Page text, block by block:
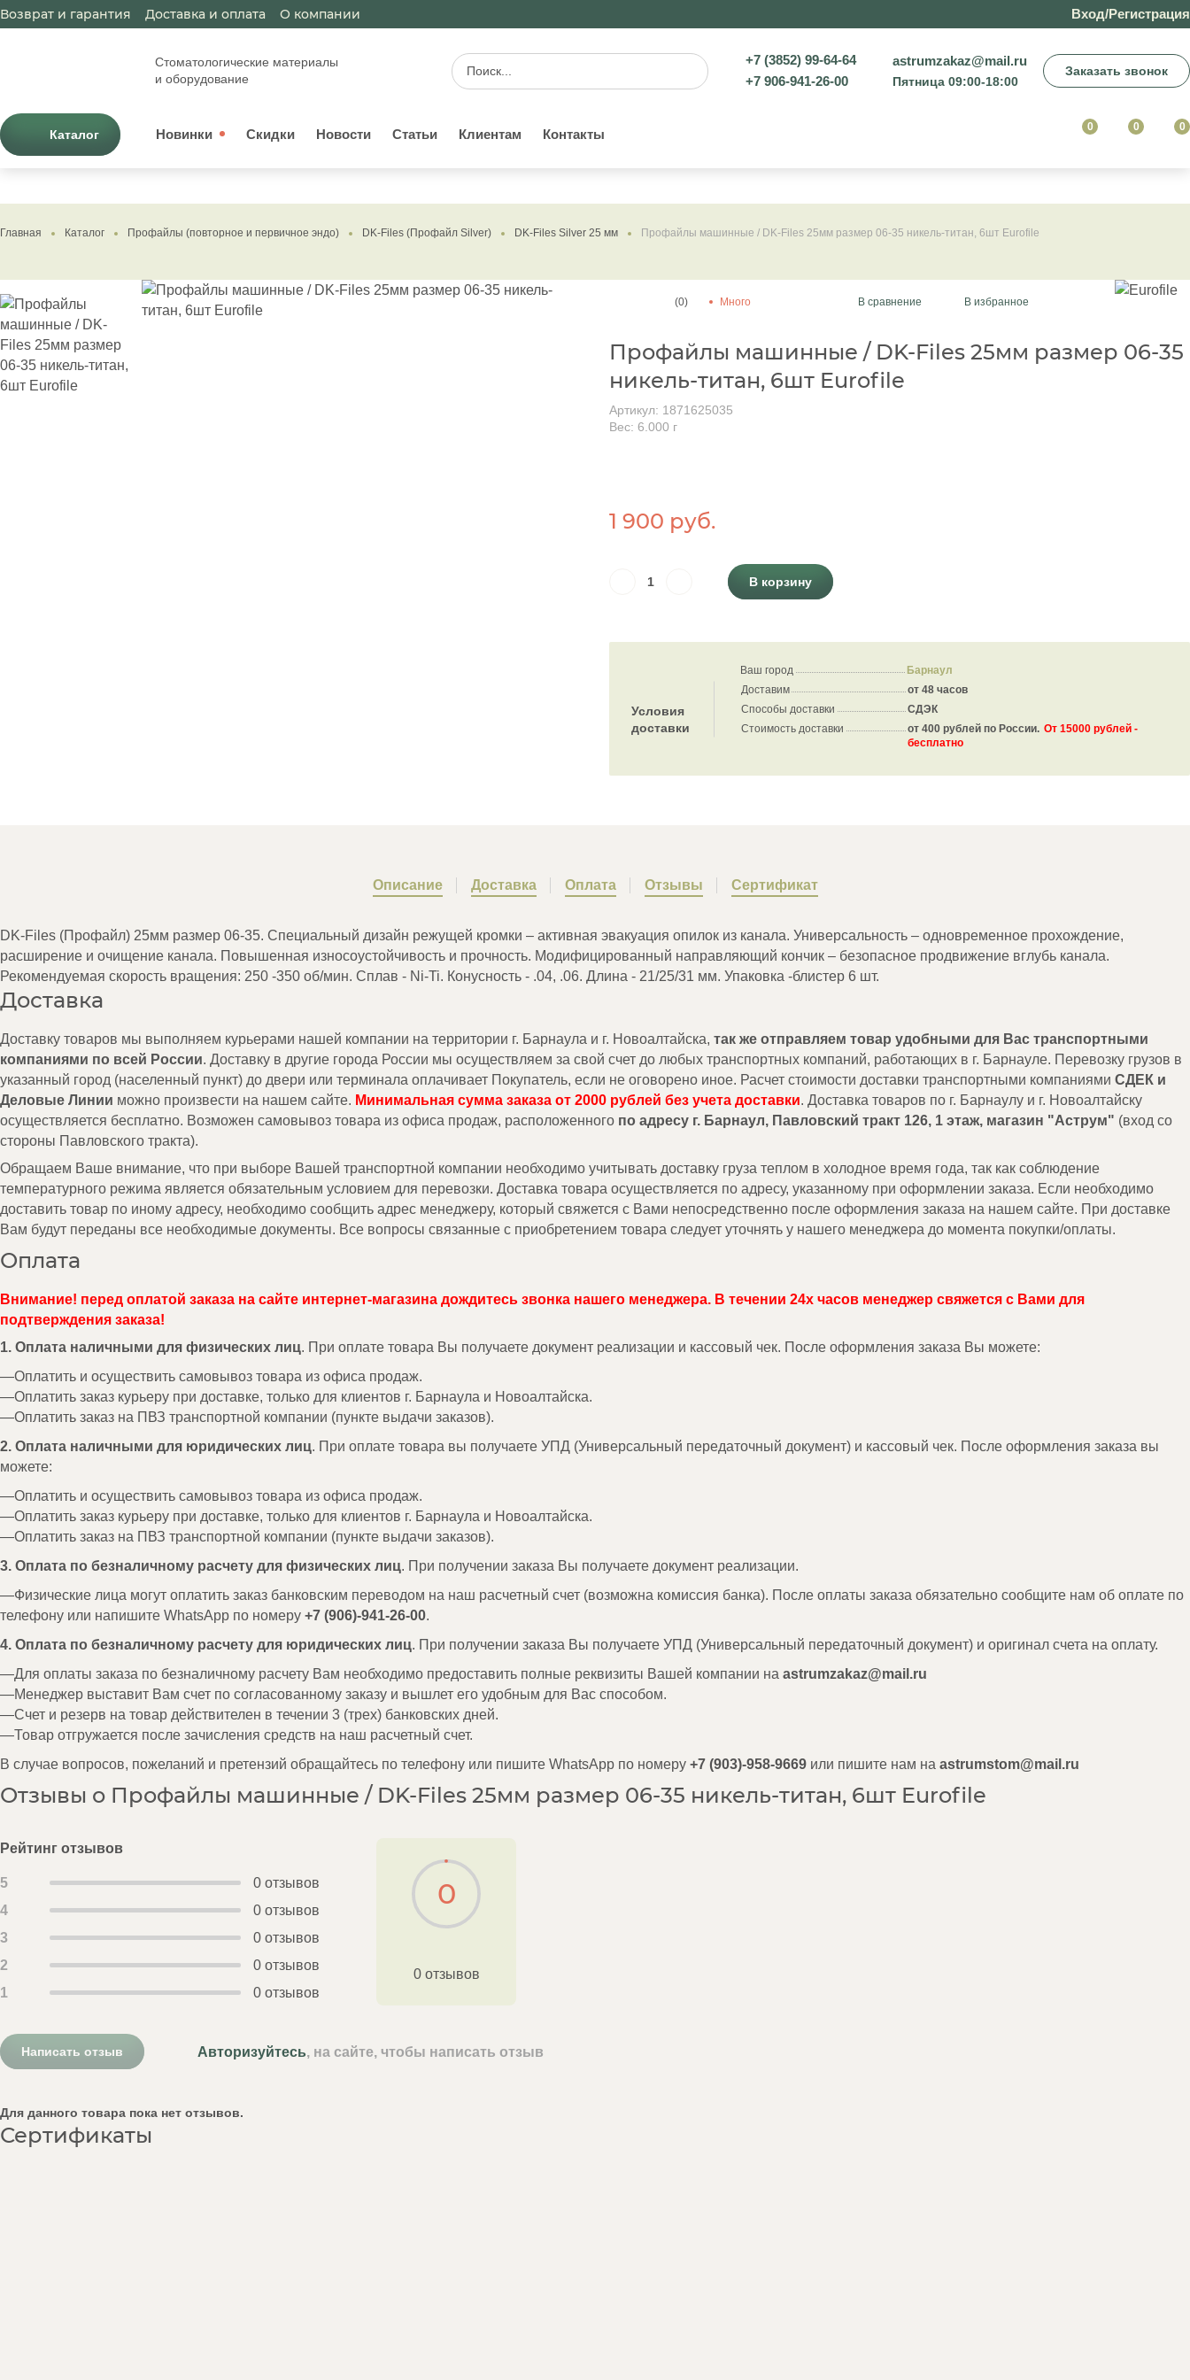
Возврат и гарантия Доставка и оплата О компании Вход/Регистрация
Стоматологические материалы
и оборудование
+7 (3852) 99-64-64
+7 906-941-26-00
astrumzakaz@mail.ru
Пятница 09:00-18:00
Заказать звонок
Каталог Новинки Скидки Новости Статьи Клиентам Контакты 0 0 0
Главная Каталог Профайлы (повторное и первичное эндо) DK-Files (Профайл Silver) DK-Files Silver 25 мм Профайлы машинные / DK-Files 25мм размер 06-35 никель-титан, 6шт Eurofile
(0) Много В сравнение В избранное
Профайлы машинные / DK-Files 25мм размер 06-35
никель-титан, 6шт Eurofile
Артикул: 1871625035
Вес: 6.000 г
1 900 руб.
В корзину
Условия
доставки
Ваш город
Барнаул
Доставим
от 48 часов
Способы доставки
СДЭК
Стоимость доставки
от 400 рублей по России. От 15000 рублей -
бесплатно
Описание Доставка Оплата Отзывы Сертификат
DK-Files (Профайл) 25мм размер 06-35. Специальный дизайн режущей кромки – активная эвакуация опилок из канала. Универсальность – одновременное прохождение,
расширение и очищение канала. Повышенная износоустойчивость и прочность. Модифицированный направляющий кончик – безопасное продвижение вглубь канала.
Рекомендуемая скорость вращения: 250 -350 об/мин. Сплав - Ni-Ti. Конусность - .04, .06. Длина - 21/25/31 мм. Упаковка -блистер 6 шт.
Доставка
Доставку товаров мы выполняем курьерами нашей компании на территории г. Барнаула и г. Новоалтайска, так же отправляем товар удобными для Вас транспортными
компаниями по всей России. Доставку в другие города России мы осуществляем за свой счет до любых транспортных компаний, работающих в г. Барнауле. Перевозку грузов в
указанный город (населенный пункт) до двери или терминала оплачивает Покупатель, если не оговорено иное. Расчет стоимости доставки транспортными компаниями СДЕК и
Деловые Линии можно произвести на нашем сайте. Минимальная сумма заказа от 2000 рублей без учета доставки. Доставка товаров по г. Барнаулу и г. Новоалтайску
осуществляется бесплатно. Возможен самовывоз товара из офиса продаж, расположенного по адресу г. Барнаул, Павловский тракт 126, 1 этаж, магазин "Аструм" (вход со
стороны Павловского тракта).
Обращаем Ваше внимание, что при выборе Вашей транспортной компании необходимо учитывать доставку груза теплом в холодное время года, так как соблюдение
температурного режима является обязательным условием для перевозки. Доставка товара осуществляется по адресу, указанному при оформлении заказа. Если необходимо
доставить товар по иному адресу, необходимо сообщить адрес менеджеру, который свяжется с Вами непосредственно после оформления заказа на нашем сайте. При доставке
Вам будут переданы все необходимые документы. Все вопросы связанные с приобретением товара следует уточнять у нашего менеджера до момента покупки/оплаты.
Оплата
Внимание! перед оплатой заказа на сайте интернет-магазина дождитесь звонка нашего менеджера. В течении 24х часов менеджер свяжется с Вами для
подтверждения заказа!
1. Оплата наличными для физических лиц. При оплате товара Вы получаете документ реализации и кассовый чек. После оформления заказа Вы можете:
Оплатить и осуществить самовывоз товара из офиса продаж.
Оплатить заказ курьеру при доставке, только для клиентов г. Барнаула и Новоалтайска.
Оплатить заказ на ПВЗ транспортной компании (пункте выдачи заказов).
2. Оплата наличными для юридических лиц. При оплате товара вы получаете УПД (Универсальный передаточный документ) и кассовый чек. После оформления заказа вы
можете:
Оплатить и осуществить самовывоз товара из офиса продаж.
Оплатить заказ курьеру при доставке, только для клиентов г. Барнаула и Новоалтайска.
Оплатить заказ на ПВЗ транспортной компании (пункте выдачи заказов).
3. Оплата по безналичному расчету для физических лиц. При получении заказа Вы получаете документ реализации.
Физические лица могут оплатить заказ банковским переводом на наш расчетный счет (возможна комиссия банка). После оплаты заказа обязательно сообщите нам об оплате по
телефону или напишите WhatsApp по номеру +7 (906)-941-26-00.
4. Оплата по безналичному расчету для юридических лиц. При получении заказа Вы получаете УПД (Универсальный передаточный документ) и оригинал счета на оплату.
Для оплаты заказа по безналичному расчету Вам необходимо предоставить полные реквизиты Вашей компании на astrumzakaz@mail.ru
Менеджер выставит Вам счет по согласованному заказу и вышлет его удобным для Вас способом.
Счет и резерв на товар действителен в течении 3 (трех) банковских дней.
Товар отгружается после зачисления средств на наш расчетный счет.
В случае вопросов, пожеланий и претензий обращайтесь по телефону или пишите WhatsApp по номеру +7 (903)-958-9669 или пишите нам на astrumstom@mail.ru
Отзывы о Профайлы машинные / DK-Files 25мм размер 06-35 никель-титан, 6шт Eurofile
Рейтинг отзывов
5
0 отзывов
4
0 отзывов
3
0 отзывов
2
0 отзывов
1
0 отзывов
0
0 отзывов
Написать отзыв Авторизуйтесь, на сайте, чтобы написать отзыв
Для данного товара пока нет отзывов.
Сертификаты